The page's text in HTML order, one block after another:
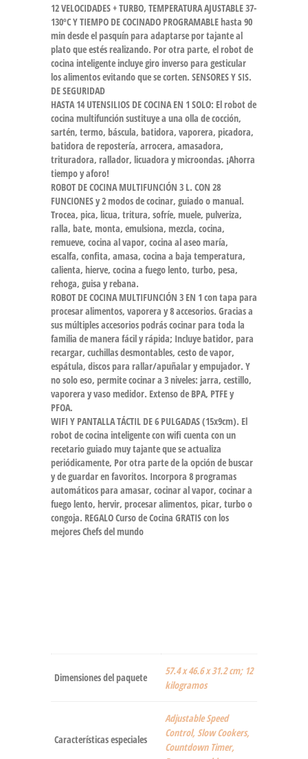
12 VELOCIDADES + TURBO, TEMPERATURA AJUSTABLE 37-
130ºC Y TIEMPO DE COCINADO PROGRAMABLE hasta 90
min desde el pasquín para adaptarse por tajante al
plato que estés realizando. Por otra parte, el robot de
cocina inteligente incluye giro inverso para gesticular
los alimentos evitando que se corten. SENSORES Y SIS.
DE SEGURIDAD
HASTA 14 UTENSILIOS DE COCINA EN 1 SOLO: El robot de
cocina multifunción sustituye a una olla de cocción,
sartén, termo, báscula, batidora, vaporera, picadora,
batidora de repostería, arrocera, amasadora,
trituradora, rallador, licuadora y microondas. ¡Ahorra
tiempo y aforo!
ROBOT DE COCINA MULTIFUNCIÓN 3 L. CON 28
FUNCIONES y 2 modos de cocinar, guiado o manual.
Trocea, pica, licua, tritura, sofríe, muele, pulveriza,
ralla, bate, monta, emulsiona, mezcla, cocina,
remueve, cocina al vapor, cocina al aseo maría,
escalfa, confita, amasa, cocina a baja temperatura,
calienta, hierve, cocina a fuego lento, turbo, pesa,
rehoga, guisa y rebana.
ROBOT DE COCINA MULTIFUNCIÓN 3 EN 1 con tapa para
procesar alimentos, vaporera y 8 accesorios. Gracias a
sus múltiples accesorios podrás cocinar para toda la
familia de manera fácil y rápida; Incluye batidor, para
recargar, cuchillas desmontables, cesto de vapor,
espátula, discos para rallar/apuñalar y empujador. Y
no solo eso, permite cocinar a 3 niveles: jarra, cestillo,
vaporera y vaso medidor. Extenso de BPA, PTFE y
PFOA.
WIFI Y PANTALLA TÁCTIL DE 6 PULGADAS (15x9cm). El
robot de cocina inteligente con wifi cuenta con un
recetario guiado muy tajante que se actualiza
periódicamente, Por otra parte de la opción de buscar
y de guardar en favoritos. Incorpora 8 programas
automáticos para amasar, cocinar al vapor, cocinar a
fuego lento, hervir, procesar alimentos, picar, turbo o
congoja. REGALO Curso de Cocina GRATIS con los
mejores Chefs del mundo
Dimensiones del paquete
‎57.4 x 46.6 x 31.2 cm; 12
kilogramos
Características especiales
‎Adjustable Speed
Control, Slow Cookers,
Countdown Timer,